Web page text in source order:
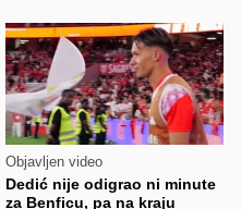
Objavljen video
Dedić nije odigrao ni minute
za Benficu, pa na kraju